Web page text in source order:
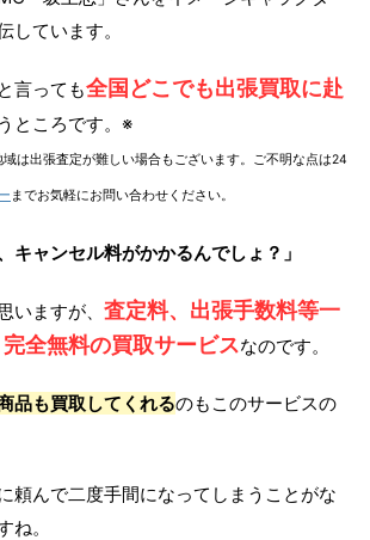
しています。
言っても全国どこでも出張買取に赴
ところです。※
は出張査定が難しい場合もございます。ご不明な点は24
までお気軽にお問い合わせください。
キャンセル料がかかるんでしょ？」
いますが、 査定料、出張手数料等一
全無料の買取サービスなのです。
品も買取してくれるのもこのサービスの
頼んで二度手間になってしまうことがな
ね。